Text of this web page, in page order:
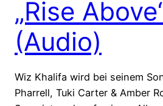
„Rise
(Audio)
Wiz Khalifa wird bei seinem
Pharrell, Tuki Carter & Amber